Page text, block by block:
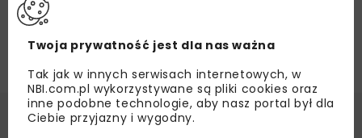
Twoja prywatność jest dla nas ważna
Tak jak w innych serwisach internetowych, w
NBI.com.pl wykorzystywane są pliki cookies oraz
inne podobne technologie, aby nasz portal był dla
Ciebie przyjazny i wygodny.